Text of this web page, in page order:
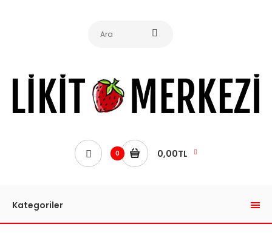
0 0,00TL
Kategoriler